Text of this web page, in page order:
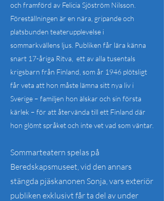
och framförd av Felicia Sjöström Nilsson.
Föreställningen är en nära, gripande och
platsbunden teaterupplevelse i
sommarkvällens ljus. Publiken får lära känna
snart 17-åriga Ritva, ett av alla tusentals
krigsbarn från Finland, som år 1946 plötsligt
får veta att hon måste lämna sitt nya liv i
Sverige – familjen hon älskar och sin första
kärlek – för att återvända till ett Finland där
hon glömt språket och inte vet vad som väntar.
Sommarteatern spelas på
Beredskapsmuseet, vid den annars
stängda pjäskanonen Sonja, vars exteriör
publiken exklusivt får ta del av under